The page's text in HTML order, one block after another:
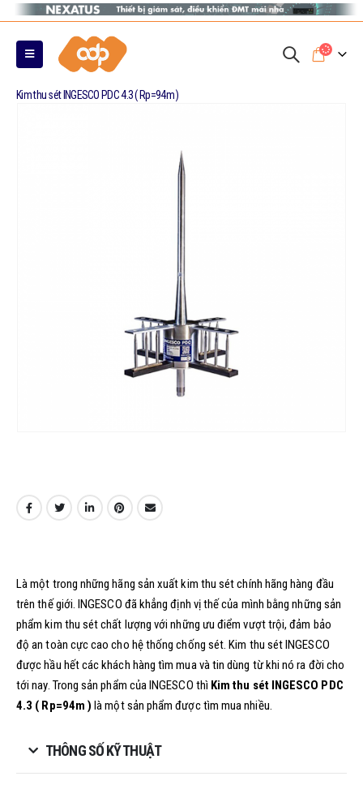
Kim thu sét INGESCO PDC 4.3 ( Rp=94m )
Là một trong những hãng sản xuất kim thu sét chính hãng hàng đầu
trên thế giới. INGESCO đã khẳng định vị thế của mình bằng những sản
phẩm kim thu sét chất lượng với những ưu điểm vượt trội, đảm bảo
độ an toàn cực cao cho hệ thống chống sét. Kim thu sét INGESCO
được hầu hết các khách hàng tìm mua và tin dùng từ khi nó ra đời cho
tới nay. Trong sản phẩm của INGESCO thì Kim thu sét INGESCO PDC
4.3 ( Rp=94m ) là một sản phẩm được tìm mua nhiều.
THÔNG SỐ KỸ THUẬT